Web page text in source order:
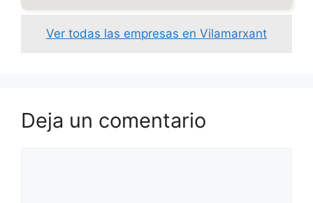
Ver todas las empresas en Vilamarxant
Deja un comentario